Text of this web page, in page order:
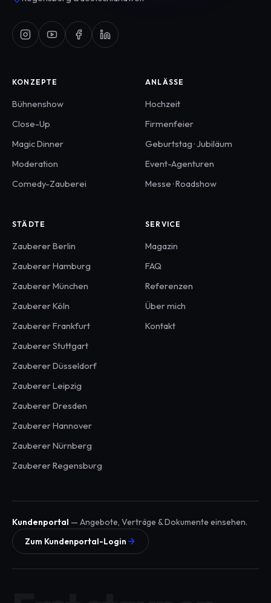
KONZEPTE
Bühnenshow
Close-Up
Magic Dinner
Moderation
Comedy-Zauberei
ANLÄSSE
Hochzeit
Firmenfeier
Geburtstag · Jubiläum
Event-Agenturen
Messe · Roadshow
STÄDTE
ZaubererBerlin
ZaubererHamburg
ZaubererMünchen
ZaubererKöln
ZaubererFrankfurt
ZaubererStuttgart
ZaubererDüsseldorf
ZaubererLeipzig
ZaubererDresden
ZaubererHannover
ZaubererNürnberg
ZaubererRegensburg
SERVICE
Magazin
FAQ
Referenzen
Über mich
Kontakt
Kundenportal — Angebote, Verträge & Dokumente einsehen.
Zum Kundenportal-Login